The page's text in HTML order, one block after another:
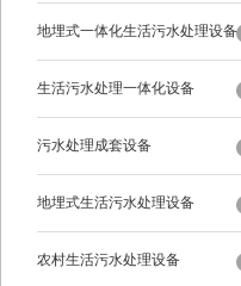
地埋式一体化生活污水处理设备
生活污水处理一体化设备
污水处理成套设备
地埋式生活污水处理设备
农村生活污水处理设备